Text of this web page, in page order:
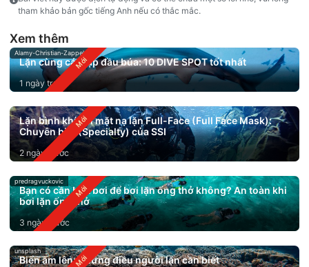
tham khảo bản gốc tiếng Anh nếu có thắc mắc.
Xem thêm
Alamy-Christian-Zappel
Lặn cùng cá mập đầu búa: 10 DIVE SPOT tốt nhất
1 ngày trước
Lặn bình khí với mặt nạ lặn Full-Face (Full Face Mask):
Chuyên biệt (Specialty) của SSI
2 ngày trước
predragvuckovic
Bạn có cần biết bơi để bơi lặn ống thở không? An toàn khi
bơi lặn ống thở
3 ngày trước
unsplash
Biển ấm lên: Những điều người lặn cần biết